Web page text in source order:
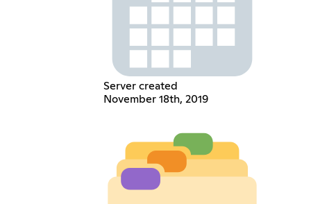
Server created
November 18th, 2019